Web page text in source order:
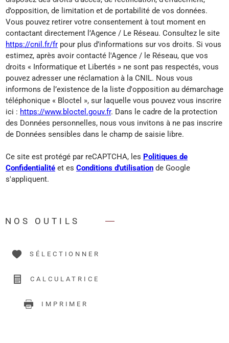
d’opposition, de limitation et de portabilité de vos données.
Vous pouvez retirer votre consentement à tout moment en
contactant directement l’Agence / Le Réseau. Consultez le site
https://cnil.fr/fr pour plus d’informations sur vos droits. Si vous
estimez, après avoir contacté l'Agence / le Réseau, que vos
droits « Informatique et Libertés » ne sont pas respectés, vous
pouvez adresser une réclamation à la CNIL. Nous vous
informons de l’existence de la liste d'opposition au démarchage
téléphonique « Bloctel », sur laquelle vous pouvez vous inscrire
ici : https://www.bloctel.gouv.fr. Dans le cadre de la protection
des Données personnelles, nous vous invitons à ne pas inscrire
de Données sensibles dans le champ de saisie libre.
Ce site est protégé par reCAPTCHA, les Politiques de
Confidentialité et es Conditions d'utilisation de Google
s'appliquent.
NOS OUTILS
SÉLECTIONNER
CALCULATRICE
IMPRIMER